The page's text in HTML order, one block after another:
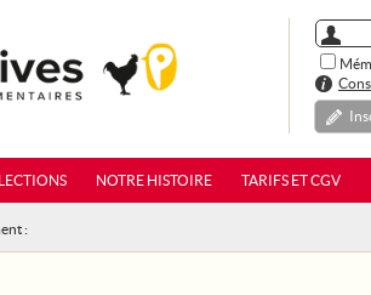
NOTRE HISTOIRE TARIFS ET CGV
: